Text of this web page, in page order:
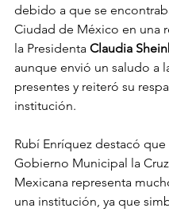
debido a que se
Ciudad de México en una
la Presidenta Claudia
aunque envió un saludo a
presentes y reiteró su
institución.
Rubí Enríquez destacó que
Gobierno Municipal la
Mexicana representa
una institución, ya que